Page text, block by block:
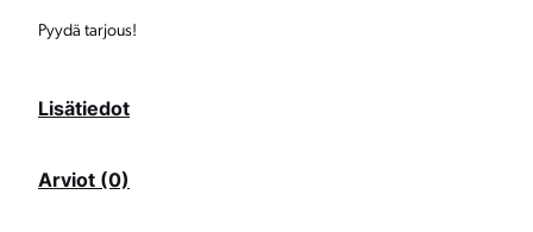
m
Pyydä tarjous!
Lisätiedot
Arviot (0)